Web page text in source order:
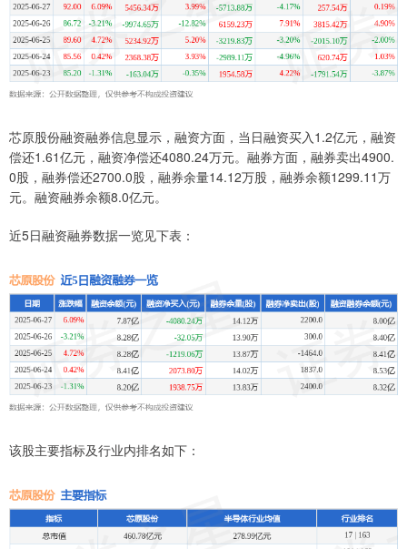
芯原股份融资融券信息显示，融资方面，当日融资买入1.2亿元，融资
偿还1.61亿元，融资净偿还4080.24万元。融券方面，融券卖出4900.
0股，融券偿还2700.0股，融券余量14.12万股，融券余额1299.11万
元。融资融券余额8.0亿元。
近5日融资融券数据一览见下表：
该股主要指标及行业内排名如下：